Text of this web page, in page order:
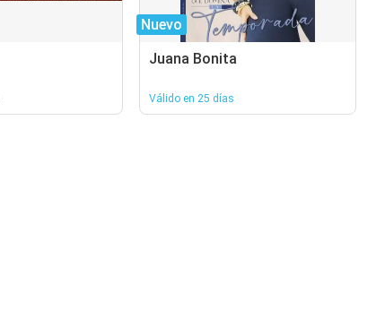
Nuevo
Juana Bonita
Válido en 25 días